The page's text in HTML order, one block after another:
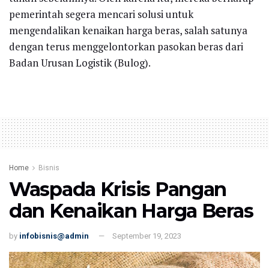
pemerintah segera mencari solusi untuk
mengendalikan kenaikan harga beras, salah satunya
dengan terus menggelontorkan pasokan beras dari
Badan Urusan Logistik (Bulog).
Home Bisnis
Waspada Krisis Pangan
dan Kenaikan Harga Beras
by infobisnis@admin September 19, 2023